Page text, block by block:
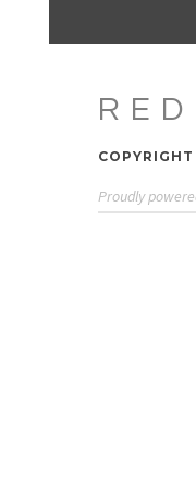
Proudly